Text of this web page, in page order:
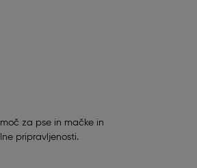
za pse in mačke in
pripravljenosti.